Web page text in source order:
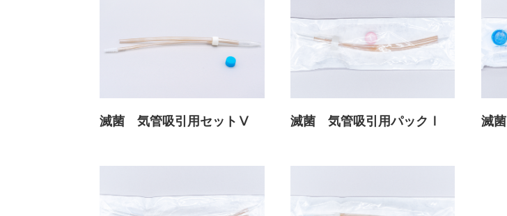
滅菌 気管吸引用セットⅤ 滅菌 気管吸引用パックⅠ 滅